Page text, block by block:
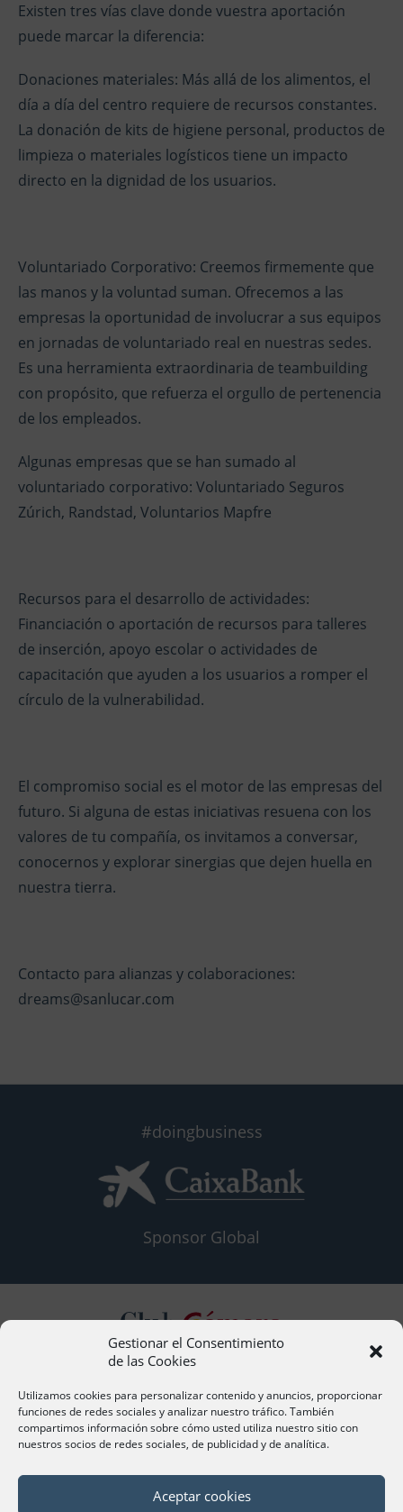
Gestionar el Consentimiento
de las Cookies
Utilizamos cookies para personalizar contenido y anuncios, proporcionar
funciones de redes sociales y analizar nuestro tráfico. También
compartimos información sobre cómo usted utiliza nuestro sitio con
nuestros socios de redes sociales, de publicidad y de analítica.
Aceptar cookies
Existen tres vías clave donde vuestra aportación
puede marcar la diferencia:
Donaciones materiales: Más allá de los alimentos, el
día a día del centro requiere de recursos constantes.
La donación de kits de higiene personal, productos de
limpieza o materiales logísticos tiene un impacto
directo en la dignidad de los usuarios.
Voluntariado Corporativo: Creemos firmemente que
las manos y la voluntad suman. Ofrecemos a las
empresas la oportunidad de involucrar a sus equipos
en jornadas de voluntariado real en nuestras sedes.
Es una herramienta extraordinaria de teambuilding
con propósito, que refuerza el orgullo de pertenencia
de los empleados.
Algunas empresas que se han sumado al
voluntariado corporativo: Voluntariado Seguros
Zúrich, Randstad, Voluntarios Mapfre
Recursos para el desarrollo de actividades:
Financiación o aportación de recursos para talleres
de inserción, apoyo escolar o actividades de
capacitación que ayuden a los usuarios a romper el
círculo de la vulnerabilidad.
El compromiso social es el motor de las empresas del
futuro. Si alguna de estas iniciativas resuena con los
valores de tu compañía, os invitamos a conversar,
conocernos y explorar sinergias que dejen huella en
nuestra tierra.
Contacto para alianzas y colaboraciones:
dreams@sanlucar.com
#doingbusiness
Sponsor Global
Contacto
Síguenos